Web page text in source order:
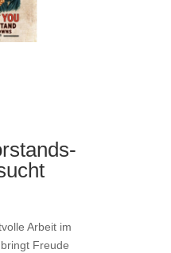
Arbeit im
Freude